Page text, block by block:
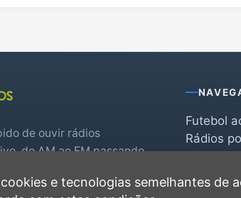
de ouvir rádios
do AM ao FM passando
Futebol
Rádios
Favoritas
Recentes
e tecnologias semelhantes de